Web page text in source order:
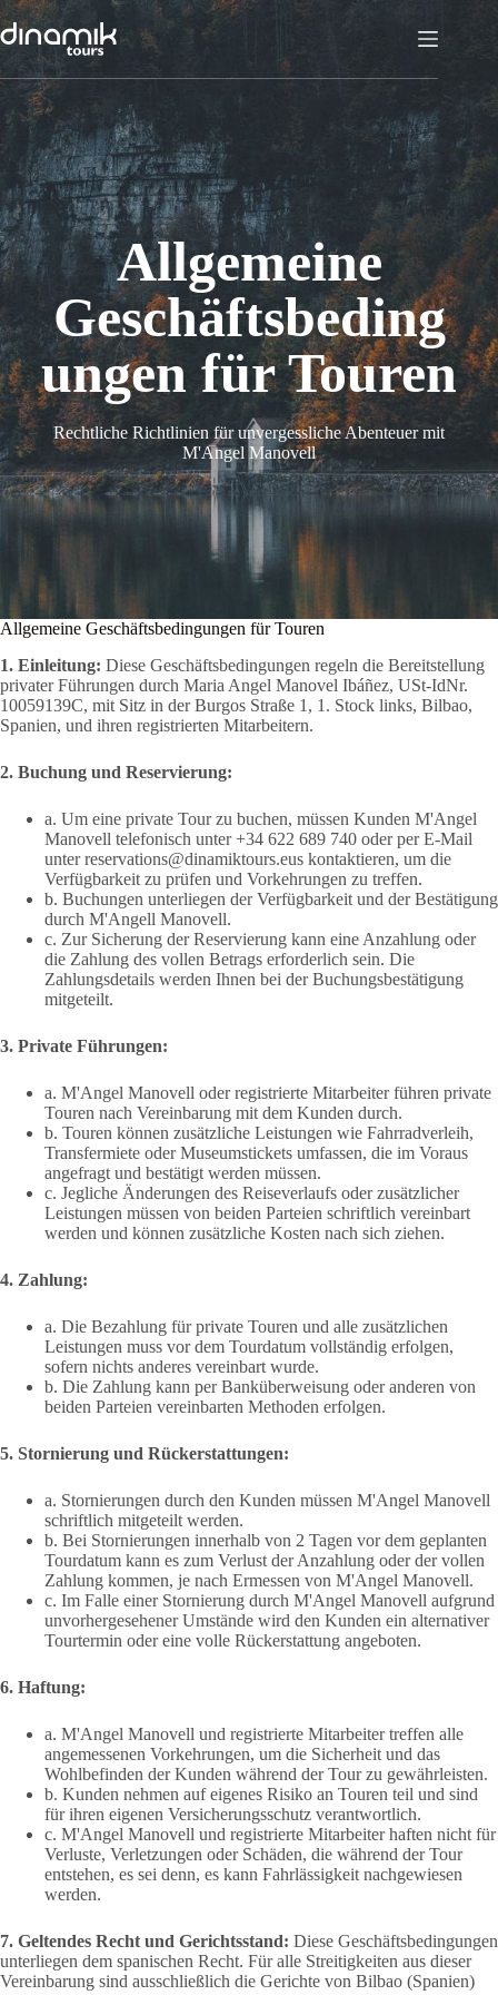
Zum
Inhalt
springen
Allgemeine
Geschäftsbeding
ungen für Touren
Rechtliche Richtlinien für unvergessliche Abenteuer mit
M'Angel Manovell
Allgemeine Geschäftsbedingungen für Touren
1. Einleitung: Diese Geschäftsbedingungen regeln die Bereitstellung
privater Führungen durch Maria Angel Manovel Ibáñez, USt-IdNr.
10059139C, mit Sitz in der Burgos Straße 1, 1. Stock links, Bilbao,
Spanien, und ihren registrierten Mitarbeitern.
2. Buchung und Reservierung:
a. Um eine private Tour zu buchen, müssen Kunden M'Angel
Manovell telefonisch unter +34 622 689 740 oder per E-Mail
unter reservations@dinamiktours.eus kontaktieren, um die
Verfügbarkeit zu prüfen und Vorkehrungen zu treffen.
b. Buchungen unterliegen der Verfügbarkeit und der Bestätigung
durch M'Angell Manovell.
c. Zur Sicherung der Reservierung kann eine Anzahlung oder
die Zahlung des vollen Betrags erforderlich sein. Die
Zahlungsdetails werden Ihnen bei der Buchungsbestätigung
mitgeteilt.
3. Private Führungen:
a. M'Angel Manovell oder registrierte Mitarbeiter führen private
Touren nach Vereinbarung mit dem Kunden durch.
b. Touren können zusätzliche Leistungen wie Fahrradverleih,
Transfermiete oder Museumstickets umfassen, die im Voraus
angefragt und bestätigt werden müssen.
c. Jegliche Änderungen des Reiseverlaufs oder zusätzlicher
Leistungen müssen von beiden Parteien schriftlich vereinbart
werden und können zusätzliche Kosten nach sich ziehen.
4. Zahlung:
a. Die Bezahlung für private Touren und alle zusätzlichen
Leistungen muss vor dem Tourdatum vollständig erfolgen,
sofern nichts anderes vereinbart wurde.
b. Die Zahlung kann per Banküberweisung oder anderen von
beiden Parteien vereinbarten Methoden erfolgen.
5. Stornierung und Rückerstattungen:
a. Stornierungen durch den Kunden müssen M'Angel Manovell
schriftlich mitgeteilt werden.
b. Bei Stornierungen innerhalb von 2 Tagen vor dem geplanten
Tourdatum kann es zum Verlust der Anzahlung oder der vollen
Zahlung kommen, je nach Ermessen von M'Angel Manovell.
c. Im Falle einer Stornierung durch M'Angel Manovell aufgrund
unvorhergesehener Umstände wird den Kunden ein alternativer
Tourtermin oder eine volle Rückerstattung angeboten.
6. Haftung:
a. M'Angel Manovell und registrierte Mitarbeiter treffen alle
angemessenen Vorkehrungen, um die Sicherheit und das
Wohlbefinden der Kunden während der Tour zu gewährleisten.
b. Kunden nehmen auf eigenes Risiko an Touren teil und sind
für ihren eigenen Versicherungsschutz verantwortlich.
c. M'Angel Manovell und registrierte Mitarbeiter haften nicht für
Verluste, Verletzungen oder Schäden, die während der Tour
entstehen, es sei denn, es kann Fahrlässigkeit nachgewiesen
werden.
7. Geltendes Recht und Gerichtsstand: Diese Geschäftsbedingungen
unterliegen dem spanischen Recht. Für alle Streitigkeiten aus dieser
Vereinbarung sind ausschließlich die Gerichte von Bilbao (Spanien)